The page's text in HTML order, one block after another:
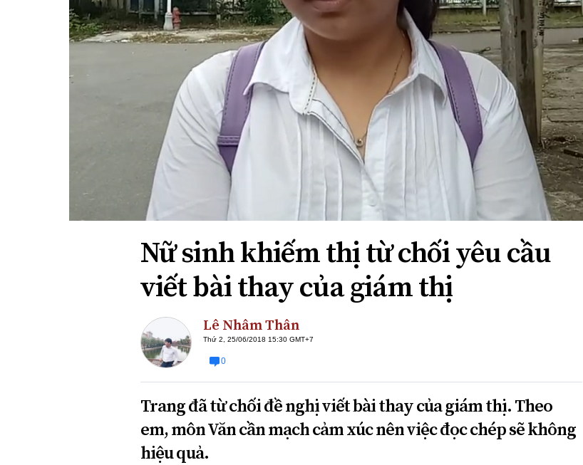
Xi nhan Trái Phải
Bạn đọc viết
Nữ sinh khiếm thị từ chối yêu cầu
viết bài thay của giám thị
Lê Nhâm Thân
Thứ 2, 25/06/2018 15:30 GMT+7
0
Trang đã từ chối đề nghị viết bài thay của giám thị. Theo
em, môn Văn cần mạch cảm xúc nên việc đọc chép sẽ không
hiệu quả.